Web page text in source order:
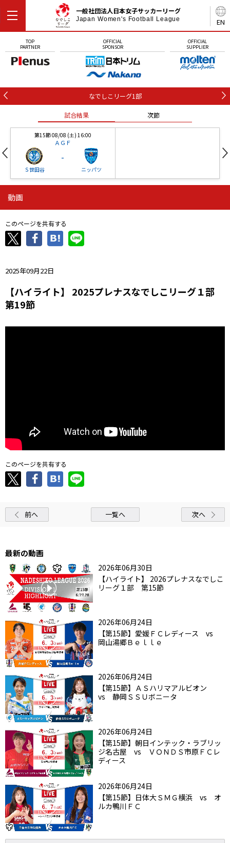
EN
一般社団法人日本女子サッカーリーグ
Japan Women's Football League
TOP
PARTNER
OFFICIAL
SPONSOR
OFFICIAL
SUPPLIER
なでしこリーグ1部
試合結果 次節
第15節 08/08 (土) 16:00
ＡＧＦ
Ｓ世田谷
-
ニッパツ
ニッパツ
ニッパツ
-
石人の星
動画
このページを共有する
2025年09月22日
【ハイライト】 2025プレナスなでしこリーグ１部
第19節
このページを共有する
前へ 一覧へ 次へ
最新の動画
2026年06月30日
【ハイライト】 2026プレナスなでしこ
リーグ１部 第15節
2026年06月24日
【第15節】愛媛ＦＣレディース vs
岡山湯郷Ｂｅｌｌｅ
2026年06月24日
【第15節】ＡＳハリマアルビオン
vs 静岡ＳＳＵボニータ
2026年06月24日
【第15節】朝日インテック・ラブリッ
ジ名古屋 vs ＶＯＮＤＳ市原ＦＣレ
ディース
2026年06月24日
【第15節】日体大ＳＭＧ横浜 vs オ
ルカ鴨川ＦＣ